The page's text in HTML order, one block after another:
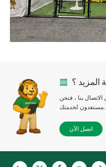
المزيد ؟
بنا ، فنحن
مستعدون لخدمتك.
اتصل الآن